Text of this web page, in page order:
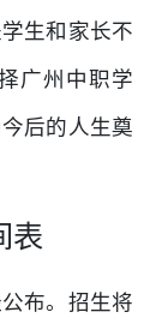
生和家长不
广州中职学
后的人生奠
表
布。招生将